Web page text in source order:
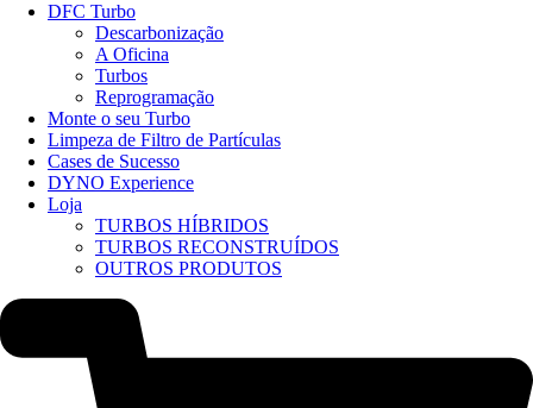
DFC Turbo
Descarbonização
A Oficina
Turbos
Reprogramação
Monte o seu Turbo
Limpeza de Filtro de Partículas
Cases de Sucesso
DYNO Experience
Loja
TURBOS HÍBRIDOS
TURBOS RECONSTRUÍDOS
OUTROS PRODUTOS